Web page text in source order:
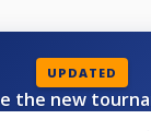
UPDATED
the new